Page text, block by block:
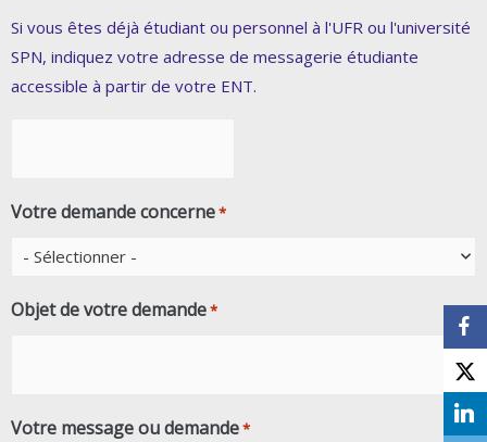
Si vous êtes déjà étudiant ou personnel à l'UFR ou l'université
SPN, indiquez votre adresse de messagerie étudiante
accessible à partir de votre ENT.
Votre demande concerne*
Objet de votre demande*
Votre message ou demande*